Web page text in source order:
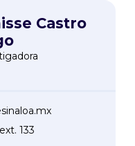
Castro
133